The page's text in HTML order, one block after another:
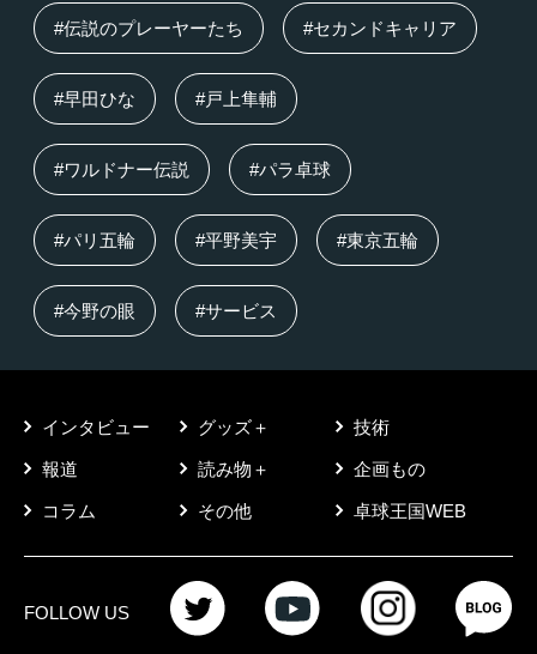
#伝説のプレーヤーたち #セカンドキャリア
#早田ひな #戸上隼輔
#ワルドナー伝説 #パラ卓球
#パリ五輪 #平野美宇 #東京五輪
#今野の眼 #サービス
インタビュー グッズ＋ 技術
報道 読み物＋ 企画もの
コラム その他 卓球王国WEB
FOLLOW US